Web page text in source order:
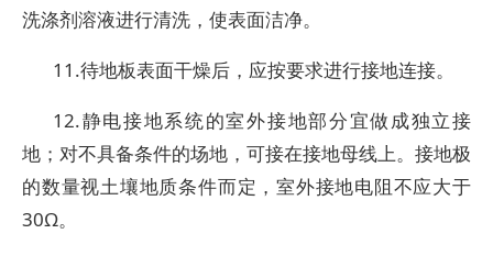
洗涤剂溶液进行清洗，使表面洁净。
11.待地板表面干燥后，应按要求进行接地连接。
12.静电接地系统的室外接地部分宜做成独立接
地；对不具备条件的场地，可接在接地母线上。接地极
的数量视土壤地质条件而定，室外接地电阻不应大于
30Ω。